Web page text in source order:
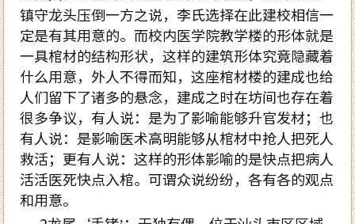
镇守龙头压倒一方之说，李氏选择在此建校相信一
定是有其用意的。而校内医学院教学楼的形体就是
一具棺材的结构形状，这样的建筑形体究竟隐藏着
什么用意，外人不得而知，这座棺材楼的建成也给
人们留下了诸多的悬念，建成之时在坊间也存在着
很多争议，有人说：是为了影喻能够升官发材；也
有人说：是影喻医术高明能够从棺材中抢人把死人
救活；更有人说：这样的形体影喻的是快点把病人
活活医死快点入棺。可谓众说纷纷，各有各的观点
和用意。